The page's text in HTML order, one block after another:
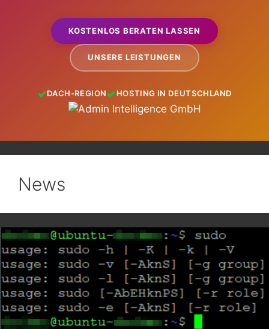
KOSTENLOS BERATEN LASSEN
UNSERE LEISTUNGEN
DACH-REGION HOSTING IN DEUTSCHLAND
News